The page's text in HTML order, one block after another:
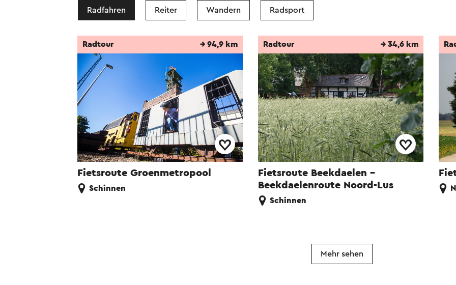
Radfahren Reiter Wandern Radsport
Fietsroute Groenmetropool
Radtour → 94,9 km
Schinnen
Fietsroute Beekdaelen -
Beekdaelenroute Noord-Lus
Radtour → 34,6 km
Schinnen
Mehr sehen